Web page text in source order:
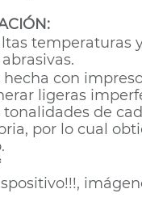
temperaturas
hecha con
ligeras
tonalidades de
por lo cual